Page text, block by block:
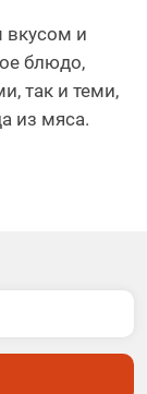
вкусом и
блюдо,
так и теми,
из мяса.